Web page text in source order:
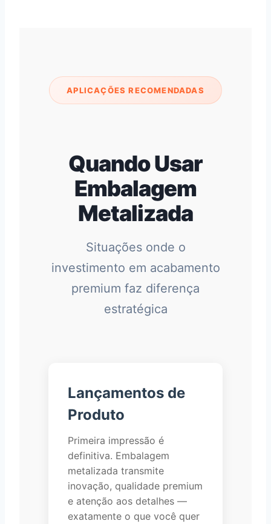
APLICAÇÕES RECOMENDADAS
Quando Usar
Embalagem
Metalizada
Situações onde o
investimento em acabamento
premium faz diferença
estratégica
Lançamentos de
Produto
Primeira impressão é
definitiva. Embalagem
metalizada transmite
inovação, qualidade premium
e atenção aos detalhes —
exatamente o que você quer